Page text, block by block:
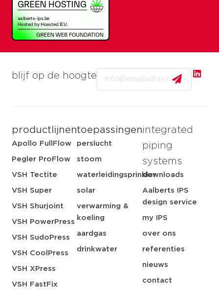
blijf op de hoogte
productlijnen
Apollo FullFlow
Pegler ProFlow
VSH Tectite
VSH Super
VSH Shurjoint
VSH PowerPress
VSH SudoPress
VSH CoolPress
VSH XPress
VSH FastFix
toepassingen
perslucht
stoom
waterleidingsprinkler
solar
verwarming &
koeling
aardgas
drinkwater
integrated
piping
systems
downloads
Aalberts IPS
design service
my IPS
over ons
referenties
nieuws
contact